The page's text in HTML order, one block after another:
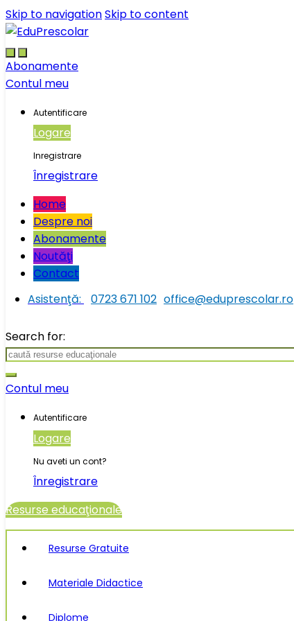
Skip to navigationSkip to content
Abonamente
Contul meu
Autentificare
Logare
Inregistrare
Înregistrare
Home
Despre noi
Abonamente
Noutăţi
Contact
Asistenţă:
0723 671 102 office@eduprescolar.ro
Search for:
Contul meu
Autentificare
Logare
Nu aveti un cont?
Înregistrare
Resurse educaţionale
Resurse Gratuite
Materiale Didactice
Diplome